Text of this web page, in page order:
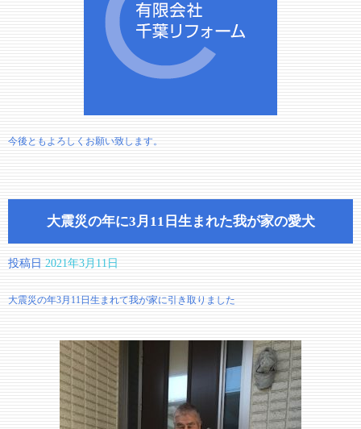
今後ともよろしくお願い致します。
大震災の年に3月11日生まれた我が家の愛犬
投稿日 2021年3月11日
大震災の年3月11日生まれて我が家に引き取りました